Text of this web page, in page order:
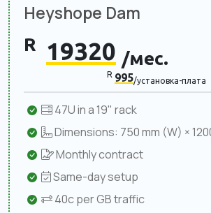
Heyshope Dam
R 19320 /мес.
R 995/установка-плата
47U in a 19" rack
Dimensions: 750 mm (W) ×
Monthly contract
Same-day setup
40c per GB traffic